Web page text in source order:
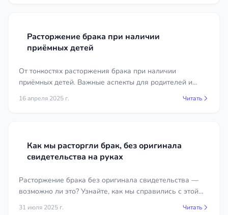
Неустойка за задолженность по
алиментам
За каждый день просрочки начисляется
неустойка в размере 0,1 % от суммы
Получить у судебного пристава
постановление о расчёте задолженности.
просрочки.
Подать исковое заявление в суд о
взыскании неустойки (ст. 115 СК РФ, ст.
Расторжение брака при наличии
приёмных детей
От тонкостях расторжения брака при наличии
приёмных детей. Важные аспекты для родителей и
юридические рекомендации.
16 апреля 2025 г. Читать
Как мы расторгли брак, без оригинала
свидетельства на руках
Расторжение брака без оригинала свидетельства —
возможно ли это? Узнайте, как мы справились с этой
ситуацией и какие юридические нюансы необходимо
31 июля 2025 г. Читать